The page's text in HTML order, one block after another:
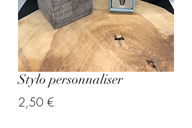
Stylo personnaliser
2,50 €Prix